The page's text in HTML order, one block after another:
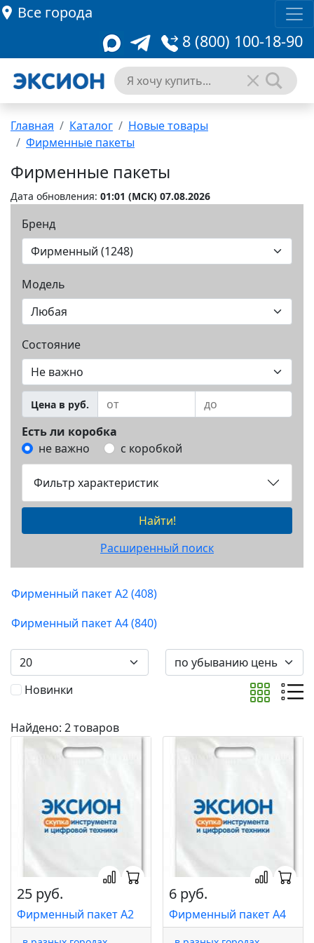
Все города
8 (800) 100-18-90
Главная Каталог
Новые товары
Фирменные пакеты
Фирменные пакеты
Дата обновления: 01:01 (MCК) 07.08.2026
Бренд
Модель
Состояние
Цена в руб.
Есть ли коробка
не важно
с коробкой
Фильтр характеристик
Найти!
Расширенный поиск
Фирменный пакет А2 (408)
Фирменный пакет А4 (840)
Новинки
Найдено: 2 товаров
25 руб.
Фирменный пакет А2
6 руб.
Фирменный пакет А4